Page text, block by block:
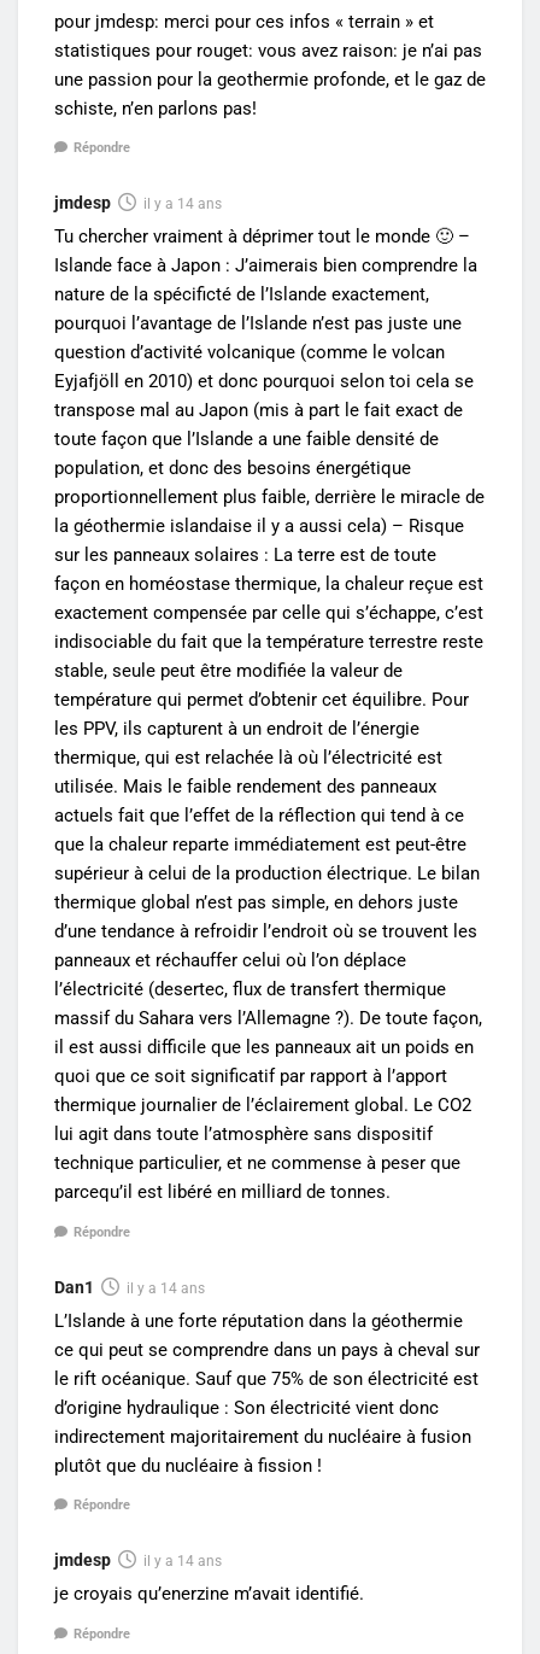
pour jmdesp: merci pour ces infos « terrain » et
statistiques pour rouget: vous avez raison: je n’ai pas
une passion pour la geothermie profonde, et le gaz de
schiste, n’en parlons pas!
Répondre
jmdesp il y a 14 ans
Tu chercher vraiment à déprimer tout le monde 🙂 –
Islande face à Japon : J’aimerais bien comprendre la
nature de la spécificté de l’Islande exactement,
pourquoi l’avantage de l’Islande n’est pas juste une
question d’activité volcanique (comme le volcan
Eyjafjöll en 2010) et donc pourquoi selon toi cela se
transpose mal au Japon (mis à part le fait exact de
toute façon que l’Islande a une faible densité de
population, et donc des besoins énergétique
proportionnellement plus faible, derrière le miracle de
la géothermie islandaise il y a aussi cela) – Risque
sur les panneaux solaires : La terre est de toute
façon en homéostase thermique, la chaleur reçue est
exactement compensée par celle qui s’échappe, c’est
indisociable du fait que la température terrestre reste
stable, seule peut être modifiée la valeur de
température qui permet d’obtenir cet équilibre. Pour
les PPV, ils capturent à un endroit de l’énergie
thermique, qui est relachée là où l’électricité est
utilisée. Mais le faible rendement des panneaux
actuels fait que l’effet de la réflection qui tend à ce
que la chaleur reparte immédiatement est peut-être
supérieur à celui de la production électrique. Le bilan
thermique global n’est pas simple, en dehors juste
d’une tendance à refroidir l’endroit où se trouvent les
panneaux et réchauffer celui où l’on déplace
l’électricité (desertec, flux de transfert thermique
massif du Sahara vers l’Allemagne ?). De toute façon,
il est aussi difficile que les panneaux ait un poids en
quoi que ce soit significatif par rapport à l’apport
thermique journalier de l’éclairement global. Le CO2
lui agit dans toute l’atmosphère sans dispositif
technique particulier, et ne commense à peser que
parcequ’il est libéré en milliard de tonnes.
Répondre
Dan1 il y a 14 ans
L’Islande à une forte réputation dans la géothermie
ce qui peut se comprendre dans un pays à cheval sur
le rift océanique. Sauf que 75% de son électricité est
d’origine hydraulique : Son électricité vient donc
indirectement majoritairement du nucléaire à fusion
plutôt que du nucléaire à fission !
Répondre
jmdesp il y a 14 ans
je croyais qu’enerzine m’avait identifié.
Répondre